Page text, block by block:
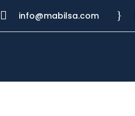
 info@mabilsa.com }